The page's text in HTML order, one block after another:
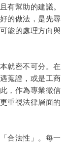
有幫助的建議。
的做法，是先尋
能的處理方向與
就密不可分。在
蒐證，或是工商
，作為專業徵信
重視法律層面的
合法性」。每一